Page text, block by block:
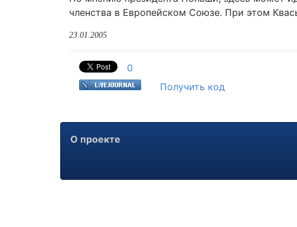
членства в Европейском Союзе. При этом
23.01.2005
0
Получить код
О проекте